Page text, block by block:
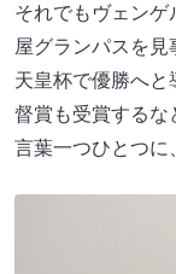
それでもヴェン
屋グランパスを
天皇杯で優勝へ
督賞も受賞するな
言葉一つひとつに